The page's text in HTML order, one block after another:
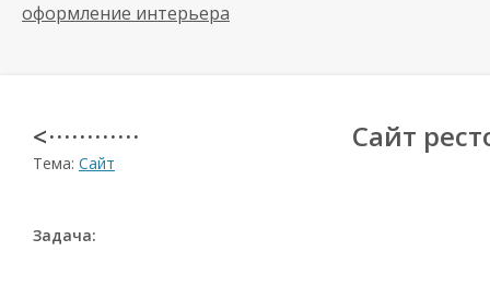
оформление интерьера
< · · · · · · · · · · · · Сайт
Тема: Сайт
Задача: